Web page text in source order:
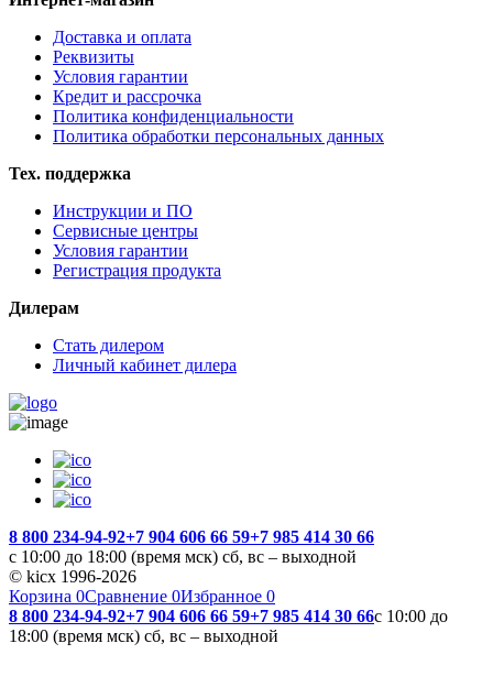
Доставка и оплата
Реквизиты
Условия гарантии
Кредит и рассрочка
Политика конфиденциальности
Политика обработки персональных данных
Тех. поддержка
Инструкции и ПО
Сервисные центры
Условия гарантии
Регистрация продукта
Дилерам
Стать дилером
Личный кабинет дилера
8 800 234-94-92+7 904 606 66 59+7 985 414 30 66
с 10:00 до 18:00 (время мск) сб, вс – выходной
© kicx 1996-2026
Корзина 0Сравнение 0Избранное 0
8 800 234-94-92+7 904 606 66 59+7 985 414 30 66с 10:00 до
18:00 (время мск) сб, вс – выходной